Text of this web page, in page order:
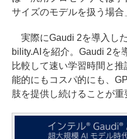
サイズのモデルを扱う場合
実際にGaudi 2を導入し
bility.AIを紹介。Gaudi 2を
比較して速い学習時間と
能的にもコスパ的にも、
肢を提供し続けることが重